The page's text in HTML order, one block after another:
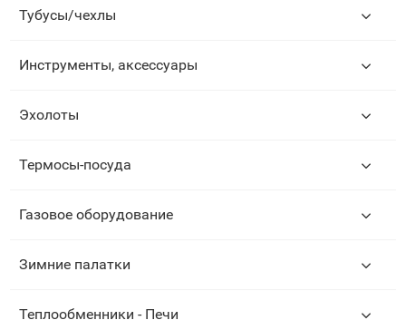
Тубусы/чехлы
Инструменты, аксессуары
Эхолоты
Термосы-посуда
Газовое оборудование
Зимние палатки
Теплообменники - Печи